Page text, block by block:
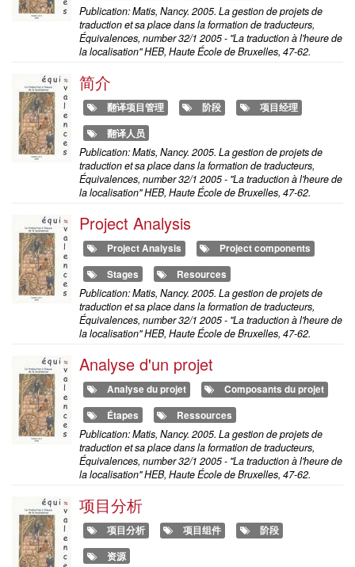
Publication: Matis, Nancy. 2005. La gestion de projets de
traduction et sa place dans la formation de traducteurs,
Équivalences, number 32/1 2005 - "La traduction à l'heure de
la localisation" HEB, Haute École de Bruxelles, 47-62.
简介
翻译项目管理 阶段
项目经理
翻译人员
Publication: Matis, Nancy. 2005. La gestion de projets de
traduction et sa place dans la formation de traducteurs,
Équivalences, number 32/1 2005 - "La traduction à l'heure de
la localisation" HEB, Haute École de Bruxelles, 47-62.
Project Analysis
Project Analysis
Project components
Stages
Resources
Publication: Matis, Nancy. 2005. La gestion de projets de
traduction et sa place dans la formation de traducteurs,
Équivalences, number 32/1 2005 - "La traduction à l'heure de
la localisation" HEB, Haute École de Bruxelles, 47-62.
Analyse d'un projet
Analyse du projet
Composants du projet
Étapes
Ressources
Publication: Matis, Nancy. 2005. La gestion de projets de
traduction et sa place dans la formation de traducteurs,
Équivalences, number 32/1 2005 - "La traduction à l'heure de
la localisation" HEB, Haute École de Bruxelles, 47-62.
项目分析
项目分析 项目组件
阶段
资源